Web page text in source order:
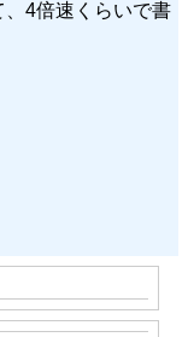
4倍速くらいで書